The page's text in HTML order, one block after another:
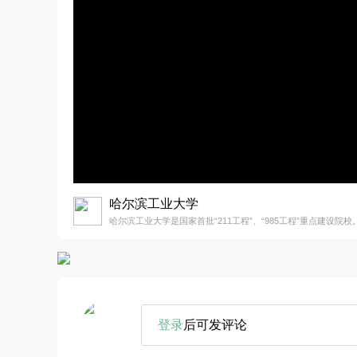
哈尔滨工业大学
哈尔滨工业大学是国家首批“211工程”、“985工程”重点建设院校。
登录后可发评论